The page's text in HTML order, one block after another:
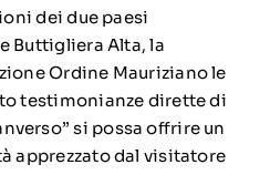
dei due paesi
Buttigliera Alta, la
Ordine Mauriziano le
testimonianze dirette di
si possa offrire un
apprezzato dal visitatore